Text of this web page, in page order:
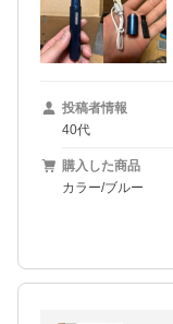
投稿者情報
40代
購入した商品
カラー/ブルー